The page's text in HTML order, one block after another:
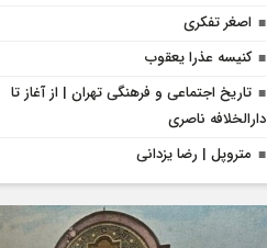
اصغر تفکری
کنیسه عذرا یعقوب
تاریخ اجتماعی و فرهنگی تهران | از آغاز تا
دارالخلافه ناصری
متروپل | رضا یزدانی